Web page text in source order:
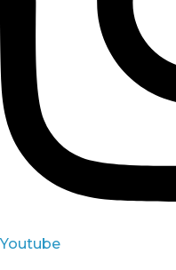
Youtube